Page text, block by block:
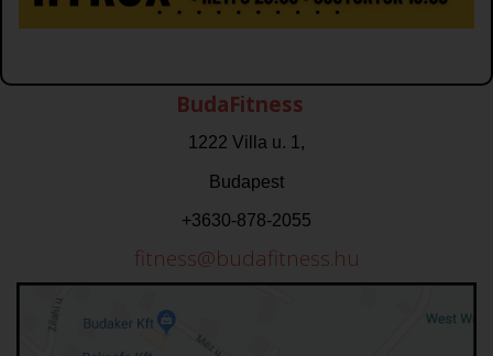
BudaFitness
1222 Villa u. 1,
Budapest
+3630-878-2055
fitness@budafitness.hu